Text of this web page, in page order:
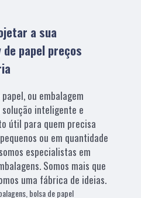
a sua
papel preços
ou embalagem
inteligente e
útil para quem precisa
ou em quantidade
especialistas em
Somos mais que
uma fábrica de ideias.
bolsa de papel